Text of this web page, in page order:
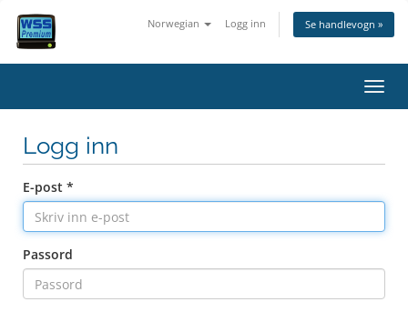
Norwegian Logg inn Se handlevogn »
Bytt
Logg inn
E-post *
Passord